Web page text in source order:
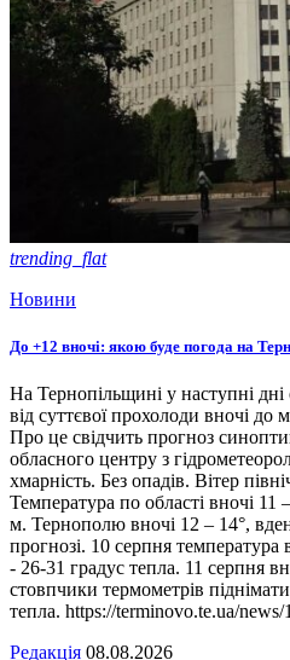
trending_flat
Новини
До +12 вночі: якою буде погода на
На Тернопільщині у наступні дні
від суттєвої прохолоди вночі до
Про це свідчить прогноз
обласного центру з
хмарність. Без опадів. Вітер
Температура по області вночі 11
м. Тернополю вночі 12 – 14°,
прогнозі. 10 серпня температура
- 26-31 градус тепла. 11 серпня
стовпчики термометрів
тепла. https://terminovo.te.ua/news/
Редакція 08.08.2026